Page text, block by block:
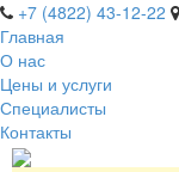
+7 (4822) 43-12-22
Главная
О нас
Цены и услуги
Специалисты
Контакты